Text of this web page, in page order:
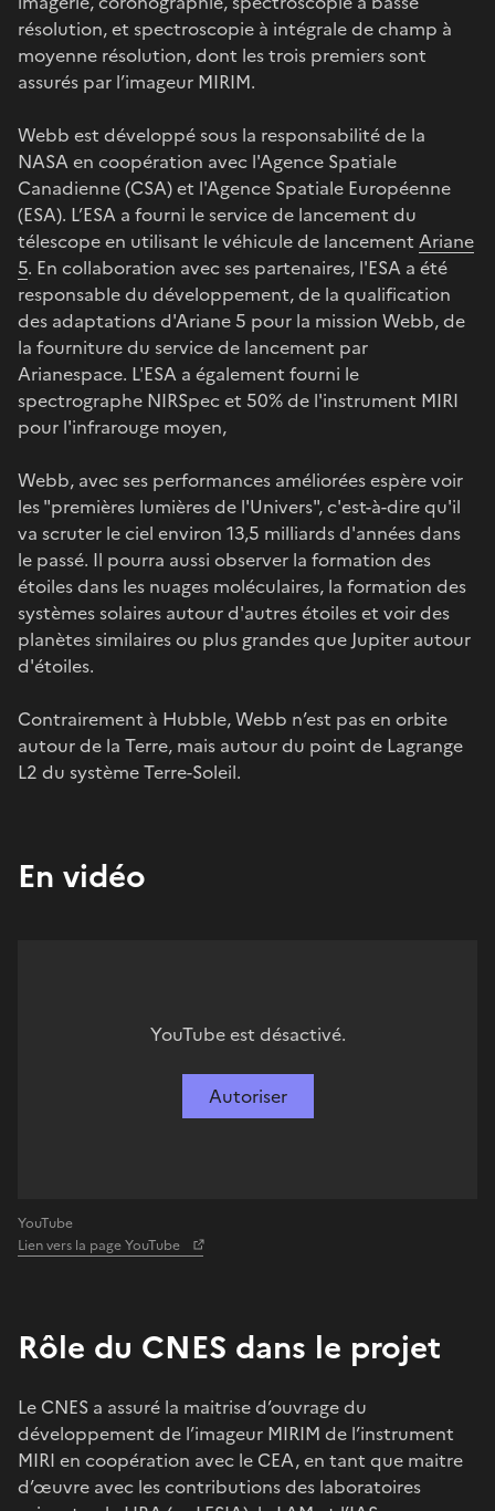
résolution, et spectroscopie à intégrale de champ à
moyenne résolution, dont les trois premiers sont
assurés par l’imageur MIRIM.
Webb est développé sous la responsabilité de la
NASA en coopération avec l'Agence Spatiale
Canadienne (CSA) et l'Agence Spatiale Européenne
(ESA). L’ESA a fourni le service de lancement du
télescope en utilisant le véhicule de lancement Ariane
5. En collaboration avec ses partenaires, l'ESA a été
responsable du développement, de la qualification
des adaptations d'Ariane 5 pour la mission Webb, de
la fourniture du service de lancement par
Arianespace. L'ESA a également fourni le
spectrographe NIRSpec et 50% de l'instrument MIRI
pour l'infrarouge moyen,
Webb, avec ses performances améliorées espère voir
les "premières lumières de l'Univers", c'est-à-dire qu'il
va scruter le ciel environ 13,5 milliards d'années dans
le passé. Il pourra aussi observer la formation des
étoiles dans les nuages moléculaires, la formation des
systèmes solaires autour d'autres étoiles et voir des
planètes similaires ou plus grandes que Jupiter autour
d'étoiles.
Contrairement à Hubble, Webb n’est pas en orbite
autour de la Terre, mais autour du point de Lagrange
L2 du système Terre-Soleil.
En vidéo
YouTube est désactivé.
Autoriser
YouTube
Lien vers la page YouTube
Rôle du CNES dans le projet
Le CNES a assuré la maitrise d’ouvrage du
développement de l’imageur MIRIM de l’instrument
MIRI en coopération avec le CEA, en tant que maitre
d’œuvre avec les contributions des laboratoires